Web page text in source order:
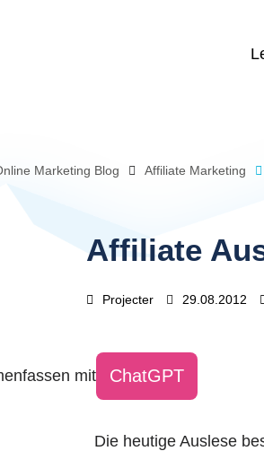
Marketing Blog Affiliate Marketing
Affiliate
Projecter 29.08.2012
mit ChatGPT
Die heutige Auslese